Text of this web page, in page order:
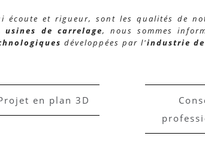
écoute et rigueur, sont les qualités de
usines de carrelage, nous sommes
développées par l'industrie
en plan 3D